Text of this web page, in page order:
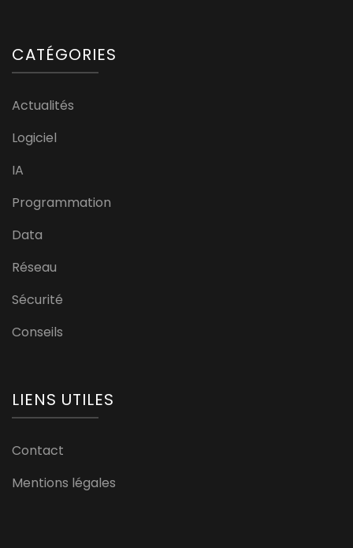
CATÉGORIES
Actualités
Logiciel
IA
Programmation
Data
Réseau
Sécurité
Conseils
LIENS UTILES
Contact
Mentions légales